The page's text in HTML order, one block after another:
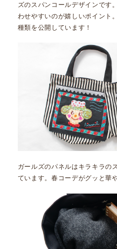
ズのスパンコールデザインです
わせやすいのが嬉しいポイント
種類を公開しています！
ガールズのパネルはキラキラの
ています。春コーデがグッと華